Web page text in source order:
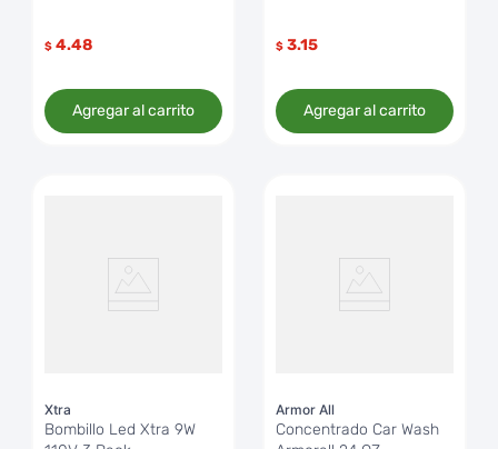
$ 4.48
Agregar al carrito
$ 3.15
Agregar al carrito
Xtra
Bombillo Led Xtra 9W
Armor All
Concentrado Car Wash